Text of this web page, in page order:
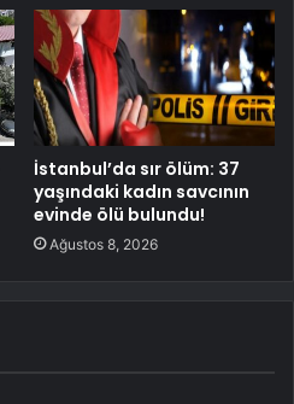
İstanbul’da sır ölüm: 37
yaşındaki kadın savcının
evinde ölü bulundu!
Ağustos 8, 2026